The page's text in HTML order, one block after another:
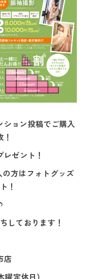
ション投稿でご購入
ゼント！
方はフォトグッズ
！
しております！
店
曜定休日)